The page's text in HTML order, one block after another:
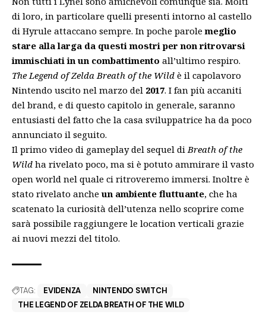
di loro, in particolare quelli presenti intorno al castello
di Hyrule attaccano sempre. In poche parolemeglio
stare alla larga da questi mostri per non ritrovarsi
immischiati in un combattimento all’ultimo respiro.
The Legend of Zelda Breath of the Wild è il capolavoro
Nintendo uscito nel marzo del 2017. I fan più accaniti
del brand, e di questo capitolo in generale, saranno
entusiasti del fatto che la casa sviluppatrice ha da poco
annunciato il seguito.
Il primo video di gameplay del sequel diBreath of the
Wild ha rivelato poco, ma si è potuto ammirare il vasto
open world nel quale ci ritroveremo immersi. Inoltre è
stato rivelato anche un ambiente fluttuante, che ha
scatenato la curiosità dell’utenza nello scoprire come
sarà possibile raggiungere le location verticali grazie
ai nuovi mezzi del titolo.
TAG: EVIDENZA
NINTENDO SWITCH
THE LEGEND OF ZELDA BREATH OF THE WILD